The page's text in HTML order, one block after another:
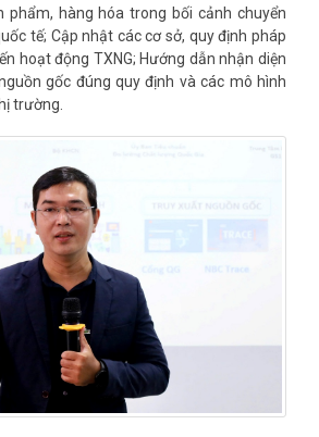
phẩm, hàng hóa trong bối cảnh chuyển
tế; Cập nhật các cơ sở, quy định pháp
hoạt động TXNG; Hướng dẫn nhận diện
gốc đúng quy định và các mô hình
trường.